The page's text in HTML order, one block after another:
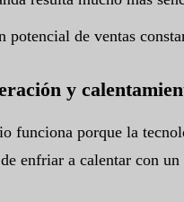
potencial de ventas
y
funciona porque la
enfriar a calentar con